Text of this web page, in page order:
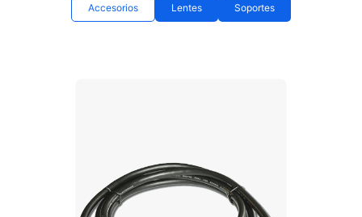
Accesorios Lentes Soportes